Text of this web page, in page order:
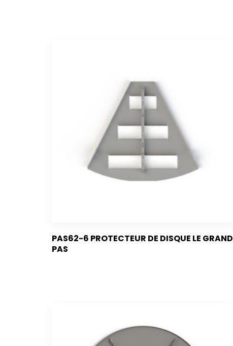
PAS62-6 PROTECTEUR DE DISQUE LE GRAND
PAS